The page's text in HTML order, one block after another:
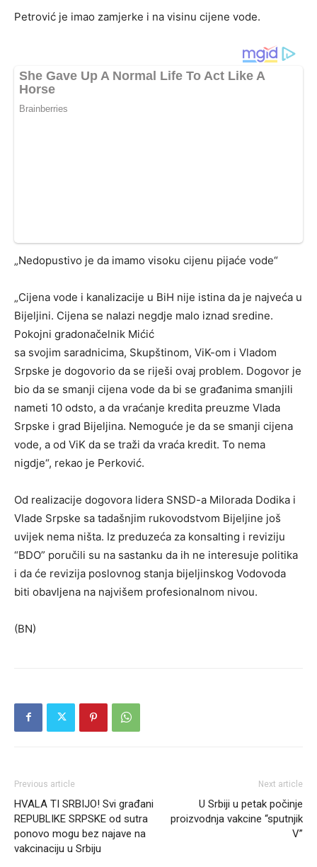
Petrović je imao zamjerke i na visinu cijene vode.
„Nedopustivo je da imamo visoku cijenu pijaće vode“
„Cijena vode i kanalizacije u BiH nije istina da je najveća u
Bijeljini. Cijena se nalazi negdje malo iznad sredine.
Pokojni gradonačelnik Mićić
sa svojim saradnicima, Skupštinom, ViK-om i Vladom
Srpske je dogovorio da se riješi ovaj problem. Dogovor je
bio da se smanji cijena vode da bi se građanima smanjili
nameti 10 odsto, a da vraćanje kredita preuzme Vlada
Srpske i grad Bijeljina. Nemoguće je da se smanji cijena
vode, a od ViK da se traži da vraća kredit. To nema
nigdje“, rekao je Perković.
Od realizacije dogovora lidera SNSD-a Milorada Dodika i
Vlade Srpske sa tadašnjim rukovodstvom Bijeljine još
uvijek nema ništa. Iz preduzeća za konsalting i reviziju
“BDO” poručili su na sastanku da ih ne interesuje politika
i da će revizija poslovnog stanja bijeljinskog Vodovoda
biti obavljena na najvišem profesionalnom nivou.
(BN)
Previous article
HVALA TI SRBIJO! Svi građani
REPUBLIKE SRPSKE od sutra
ponovo mogu bez najave na
vakcinaciju u Srbiju
Next article
U Srbiji u petak počinje
proizvodnja vakcine “sputnjik
V”